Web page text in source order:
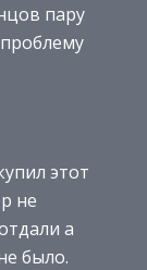
пару
этот
не
а
было.